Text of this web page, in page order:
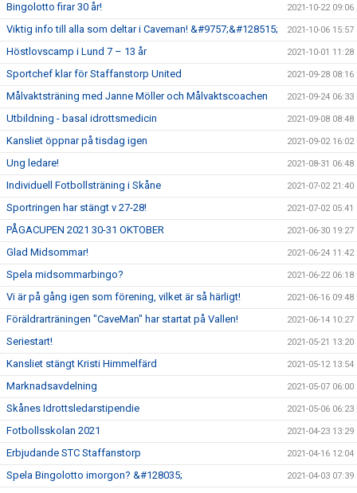
Bingolotto firar 30 år! 2021-10-22 09:06
Viktig info till alla som deltar i Caveman! &#9757;&#128515; 2021-10-06 15:57
Höstlovscamp i Lund 7 – 13 år 2021-10-01 11:28
Sportchef klar för Staffanstorp United 2021-09-28 08:16
Målvaktsträning med Janne Möller och Målvaktscoachen 2021-09-24 06:33
Utbildning - basal idrottsmedicin 2021-09-08 08:48
Kansliet öppnar på tisdag igen 2021-09-02 16:02
Ung ledare! 2021-08-31 06:48
Individuell Fotbollsträning i Skåne 2021-07-02 21:40
Sportringen har stängt v 27-28! 2021-07-02 05:41
PÅGACUPEN 2021 30-31 OKTOBER 2021-06-30 19:27
Glad Midsommar! 2021-06-24 11:42
Spela midsommarbingo? 2021-06-22 06:18
Vi är på gång igen som förening, vilket är så härligt! 2021-06-16 09:48
Föräldrarträningen "CaveMan" har startat på Vallen! 2021-06-14 10:27
Seriestart! 2021-05-21 13:20
Kansliet stängt Kristi Himmelfärd 2021-05-12 13:54
Marknadsavdelning 2021-05-07 06:00
Skånes Idrottsledarstipendie 2021-05-06 06:23
Fotbollsskolan 2021 2021-04-23 13:29
Erbjudande STC Staffanstorp 2021-04-16 12:04
Spela Bingolotto imorgon? &#128035; 2021-04-03 07:39